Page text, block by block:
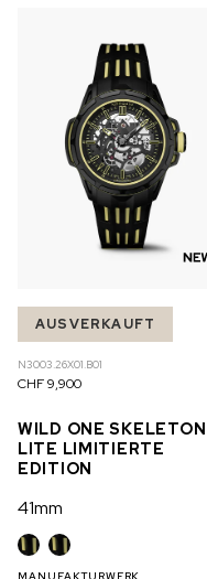
AUSVERKAUFT
N3003.26X01.B01
CHF 9,900
WILD ONE
LITE LIMITIERTE
EDITION
41mm